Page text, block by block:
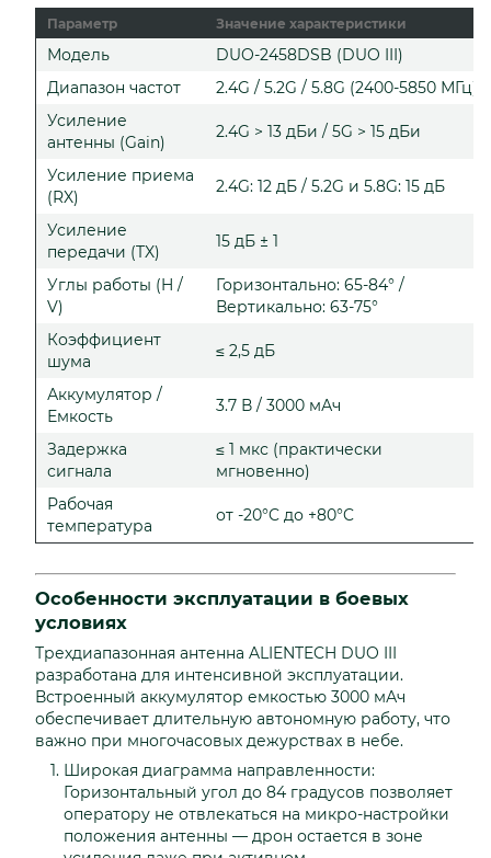
Параметр Значение характеристики
Модель
DUO-2458DSB (DUO III)
Диапазон частот
2.4G / 5.2G / 5.8G (2400-5850 МГц)
Усиление
антенны (Gain)
2.4G > 13 дБи / 5G > 15 дБи
Усиление приема
(RX)
2.4G: 12 дБ / 5.2G и 5.8G: 15 дБ
Усиление
передачи (TX)
15 дБ ± 1
Углы работы (H /
V)
Горизонтально: 65-84° /
Вертикально: 63-75°
Коэффициент
шума
≤ 2,5 дБ
Аккумулятор /
Емкость
3.7 В / 3000 мАч
Задержка
сигнала
≤ 1 мкс (практически
мгновенно)
Рабочая
температура
от -20°C до +80°C
Особенности эксплуатации в боевых
условиях
Трехдиапазонная антенна ALIENTECH DUO III
разработана для интенсивной эксплуатации.
Встроенный аккумулятор емкостью 3000 мАч
обеспечивает длительную автономную работу, что
важно при многочасовых дежурствах в небе.
Широкая диаграмма направленности:
Горизонтальный угол до 84 градусов позволяет
оператору не отвлекаться на микро-настройки
положения антенны — дрон остается в зоне